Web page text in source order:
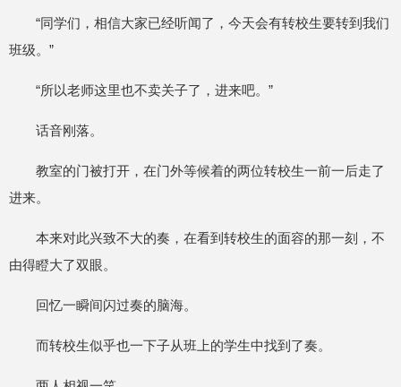
“同学们，相信大家已经听闻了，今天会有转校生要转到我们
班级。”
“所以老师这里也不卖关子了，进来吧。”
话音刚落。
教室的门被打开，在门外等候着的两位转校生一前一后走了
进来。
本来对此兴致不大的奏，在看到转校生的面容的那一刻，不
由得瞪大了双眼。
回忆一瞬间闪过奏的脑海。
而转校生似乎也一下子从班上的学生中找到了奏。